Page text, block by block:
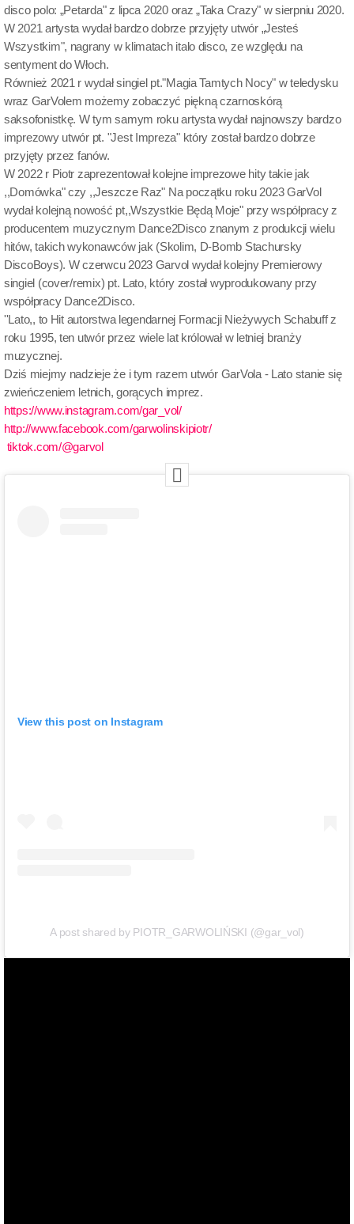
disco polo: „Petarda" z lipca 2020 oraz „Taka Crazy" w sierpniu 2020.
W 2021 artysta wydał bardzo dobrze przyjęty utwór „Jesteś
Wszystkim", nagrany w klimatach italo disco, ze względu na
sentyment do Włoch.
Również 2021 r wydał singiel pt."Magia Tamtych Nocy" w teledysku
wraz GarVolem możemy zobaczyć piękną czarnoskórą
saksofonistkę. W tym samym roku artysta wydał najnowszy bardzo
imprezowy utwór pt. "Jest Impreza" który został bardzo dobrze
przyjęty przez fanów.
W 2022 r Piotr zaprezentował kolejne imprezowe hity takie jak
,,Domówka" czy ,,Jeszcze Raz" Na początku roku 2023 GarVol
wydał kolejną nowość pt,,Wszystkie Będą Moje" przy współpracy z
producentem muzycznym Dance2Disco znanym z produkcji wielu
hitów, takich wykonawców jak (Skolim, D-Bomb Stachursky
DiscoBoys). W czerwcu 2023 Garvol wydał kolejny Premierowy
singiel (cover/remix) pt. Lato, który został wyprodukowany przy
współpracy Dance2Disco.
''Lato,, to Hit autorstwa legendarnej Formacji Nieżywych Schabuff z
roku 1995, ten utwór przez wiele lat królował w letniej branży
muzycznej.
Dziś miejmy nadzieje że i tym razem utwór GarVola - Lato stanie się
zwieńczeniem letnich, gorących imprez.
https://www.instagram.com/gar_vol/
http://www.facebook.com/garwolinskipiotr/
tiktok.com/@garvol
View this post on Instagram
A post shared by PIOTR_GARWOLIŃSKI (@gar_vol)